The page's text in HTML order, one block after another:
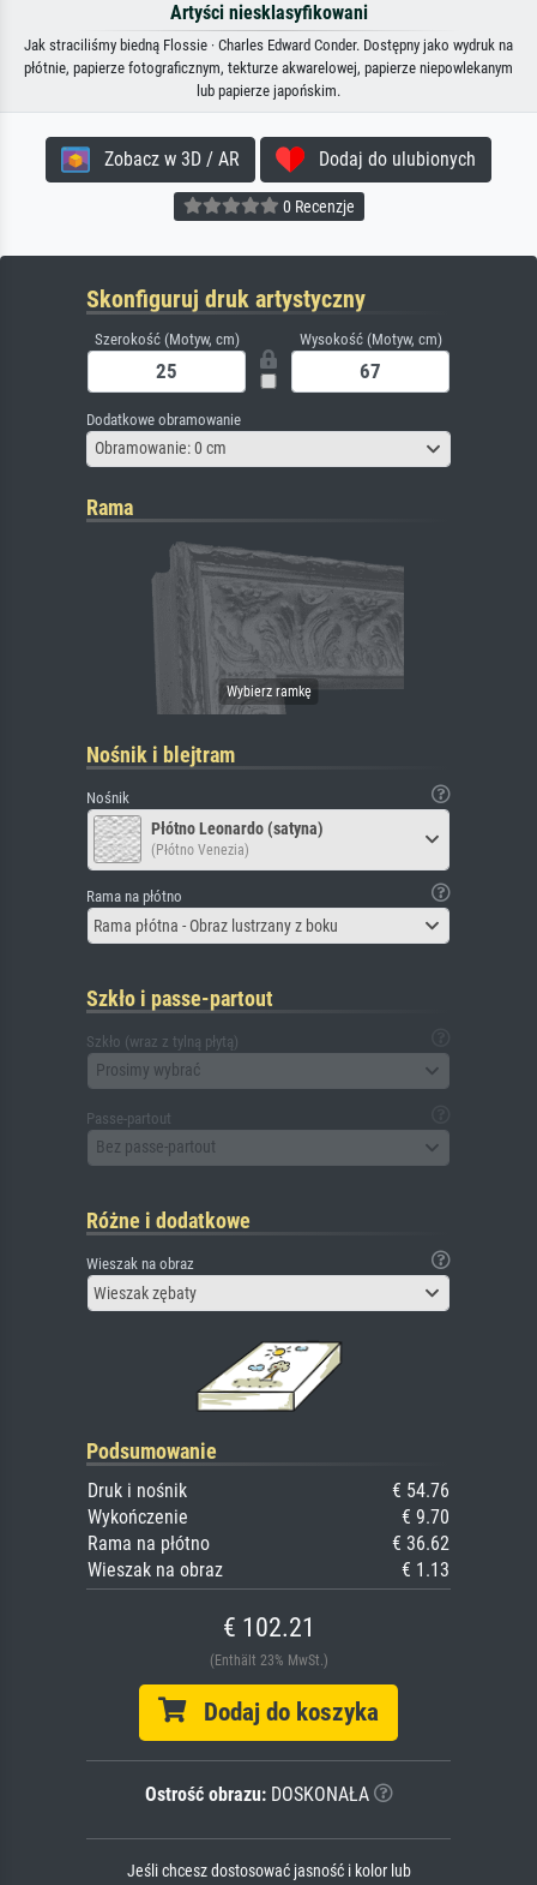
Artyści niesklasyfikowani
Jak straciliśmy biedną Flossie · Charles Edward Conder. Dostępny jako wydruk na
płótnie, papierze fotograficznym, tekturze akwarelowej, papierze niepowlekanym
lub papierze japońskim.
Zobacz w 3D / AR Dodaj do ulubionych
0 Recenzje
Skonfiguruj druk artystyczny
Szerokość (Motyw, cm) Wysokość (Motyw, cm)
Dodatkowe obramowanie
Obramowanie: 0 cm
Rama
Nośnik i blejtram
Nośnik
Płótno Leonardo (satyna)
(Płótno Venezia)
Rama na płótno
Rama płótna - Obraz lustrzany z boku
Szkło i passe-partout
Szkło (wraz z tylną płytą)
Prosimy wybrać
Passe-partout
Bez passe-partout
Różne i dodatkowe
Wieszak na obraz
Wieszak zębaty
Podsumowanie
Druk i nośnik
€ 54.76
Wykończenie
€ 9.70
Rama na płótno
€ 36.62
Wieszak na obraz
€ 1.13
€ 102.21
(Enthält 23% MwSt.)
Dodaj do koszyka
Ostrość obrazu:DOSKONAŁA
Jeśli chcesz dostosować jasność i kolor lub